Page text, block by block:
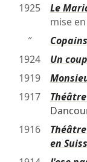
1925
Le
mise
″
Copains
1924
Un
1919
1917
1916
en